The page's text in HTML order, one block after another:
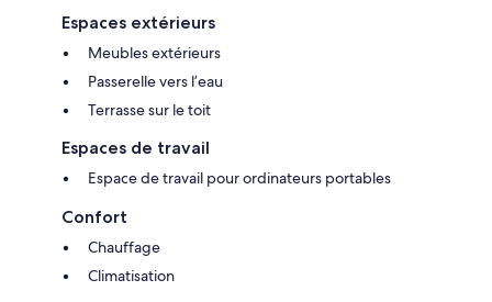
Espaces extérieurs
Meubles extérieurs
Passerelle vers l’eau
Terrasse sur le toit
Espaces de travail
Espace de travail pour ordinateurs portables
Confort
Chauffage
Climatisation